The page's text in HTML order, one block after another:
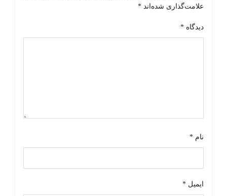
علامت‌گذاری شده‌اند*
دیدگاه*
نام*
ایمیل*